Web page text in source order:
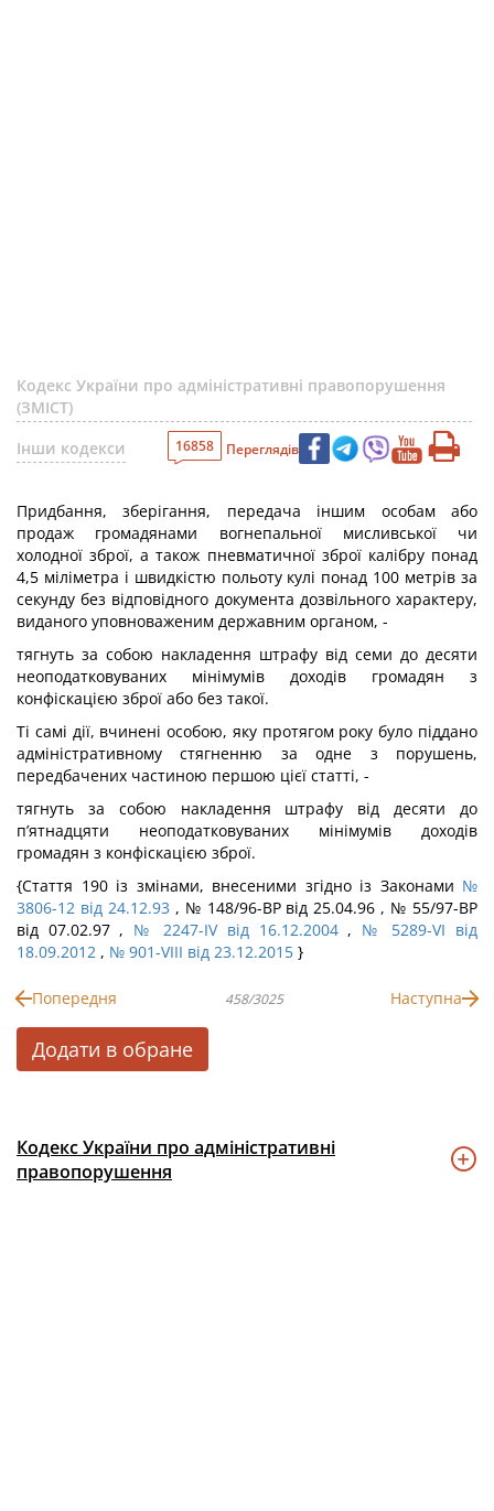
Кодекс України про адміністративні правопорушення
(ЗМІСТ)
Інши кодекси
16858 Переглядів
Придбання, зберігання, передача іншим особам або
продаж громадянами вогнепальної мисливської чи
холодної зброї, а також пневматичної зброї калібру понад
4,5 міліметра і швидкістю польоту кулі понад 100 метрів за
секунду без відповідного документа дозвільного характеру,
виданого уповноваженим державним органом, -
тягнуть за собою накладення штрафу від семи до десяти
неоподатковуваних мінімумів доходів громадян з
конфіскацією зброї або без такої.
Ті самі дії, вчинені особою, яку протягом року було піддано
адміністративному стягненню за одне з порушень,
передбачених частиною першою цієї статті, -
тягнуть за собою накладення штрафу від десяти до
п’ятнадцяти неоподатковуваних мінімумів доходів
громадян з конфіскацією зброї.
{Стаття 190 із змінами, внесеними згідно із Законами №
3806-12 від 24.12.93 , № 148/96-ВР від 25.04.96 , № 55/97-ВР
від 07.02.97 , № 2247-IV від 16.12.2004, № 5289-VI від
18.09.2012 , № 901-VIII від 23.12.2015 }
Попередня 458/3025 Наступна
Додати в обране
Кодекс України про адміністративні
правопорушення